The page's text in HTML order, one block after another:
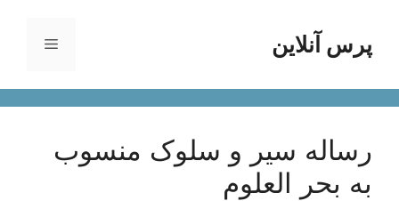
محتواپرس آنلاین فهرست
رساله سیر و سلوک منسوب
به بحر العلوم